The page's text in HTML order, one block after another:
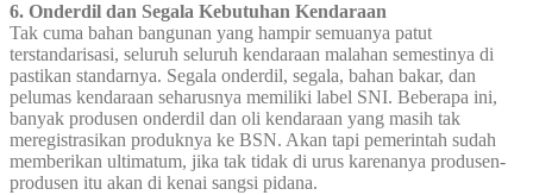
6. Onderdil dan Segala Kebutuhan Kendaraan
Tak cuma bahan bangunan yang hampir semuanya patut
terstandarisasi, seluruh seluruh kendaraan malahan semestinya di
pastikan standarnya. Segala onderdil, segala, bahan bakar, dan
pelumas kendaraan seharusnya memiliki label SNI. Beberapa ini,
banyak produsen onderdil dan oli kendaraan yang masih tak
meregistrasikan produknya ke BSN. Akan tapi pemerintah sudah
memberikan ultimatum, jika tak tidak di urus karenanya produsen-
produsen itu akan di kenai sangsi pidana.